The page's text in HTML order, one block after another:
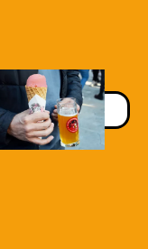
Dessert / Glace
emmenpark.ch